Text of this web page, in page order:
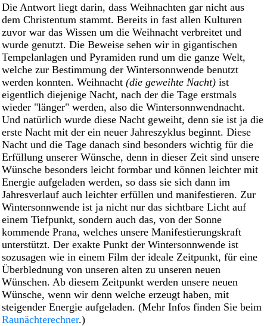
Die Antwort liegt darin, dass Weihnachten gar nicht aus
dem Christentum stammt. Bereits in fast allen Kulturen
zuvor war das Wissen um die Weihnacht verbreitet und
wurde genutzt. Die Beweise sehen wir in gigantischen
Tempelanlagen und Pyramiden rund um die ganze Welt,
welche zur Bestimmung der Wintersonnwende benutzt
werden konnten. Weihnacht (die geweihte Nacht) ist
eigentlich diejenige Nacht, nach der die Tage erstmals
wieder "länger" werden, also die Wintersonnwendnacht.
Und natürlich wurde diese Nacht geweiht, denn sie ist ja die
erste Nacht mit der ein neuer Jahreszyklus beginnt. Diese
Nacht und die Tage danach sind besonders wichtig für die
Erfüllung unserer Wünsche, denn in dieser Zeit sind unsere
Wünsche besonders leicht formbar und können leichter mit
Energie aufgeladen werden, so dass sie sich dann im
Jahresverlauf auch leichter erfüllen und manifestieren. Zur
Wintersonnwende ist ja nicht nur das sichtbare Licht auf
einem Tiefpunkt, sondern auch das, von der Sonne
kommende Prana, welches unsere Manifestierungskraft
unterstützt. Der exakte Punkt der Wintersonnwende ist
sozusagen wie in einem Film der ideale Zeitpunkt, für eine
Überblednung von unseren alten zu unseren neuen
Wünschen. Ab diesem Zeitpunkt werden unsere neuen
Wünsche, wenn wir denn welche erzeugt haben, mit
steigender Energie aufgeladen. (Mehr Infos finden Sie beim
Raunächterechner.)